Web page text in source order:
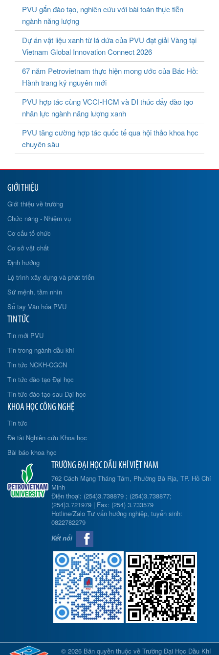
PVU gắn đào tạo, nghiên cứu với bài toán thực tiễn
ngành năng lượng
Dự án vật liệu xanh từ lá dứa của PVU đạt giải Vàng tại
Vietnam Global Innovation Connect 2026
67 năm Petrovietnam thực hiện mong ước của Bác Hồ:
Hành trang kỷ nguyên mới
PVU hợp tác cùng VCCI-HCM và DI thúc đẩy đào tạo
nhân lực ngành năng lượng xanh
PVU tăng cường hợp tác quốc tế qua hội thảo khoa học
chuyên sâu
GIỚI THIỆU
Giới thiệu về trường
Chức năng - Nhiệm vụ
Cơ cấu tổ chức
Cơ sở vật chất
Định hướng
Lộ trình xây dựng và phát triển
Sứ mệnh, tầm nhìn
Sổ tay Văn hóa PVU
TIN TỨC
Tin mới PVU
Tin trong ngành dầu khí
Tin tức NCKH-CGCN
Tin tức đào tạo Đại học
Tin tức đào tạo sau Đại học
KHOA HỌC CÔNG NGHỆ
Tin tức
Đề tài Nghiên cứu Khoa học
Bài báo khoa học
TRƯỜNG ĐẠI HỌC DẦU KHÍ VIỆT NAM
762 Cách Mạng Tháng Tám, Phường Bà Rịa, TP. Hồ Chí
Minh
Điện thoại: (254)3.738879 ; (254)3.738877;
(254)3.721979 | Fax: (254) 3.733579
Hotline/Zalo Tư vấn hướng nghiệp, tuyển sinh:
0822782279
Kết nối
© 2026 Bản quyền thuộc về Trường Đại Học Dầu Khí